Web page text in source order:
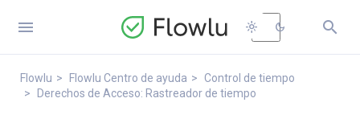
 light_mode dark_mode 
Flowlu Flowlu Centro de ayuda
Control de tiempo
Derechos de Acceso: Rastreador de tiempo